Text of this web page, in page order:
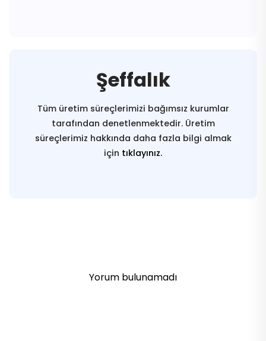
Şeffalık
Tüm üretim süreçlerimizi bağımsız kurumlar
tarafından denetlenmektedir. Üretim
süreçlerimiz hakkında daha fazla bilgi almak
için tıklayınız.
Yorum bulunamadı